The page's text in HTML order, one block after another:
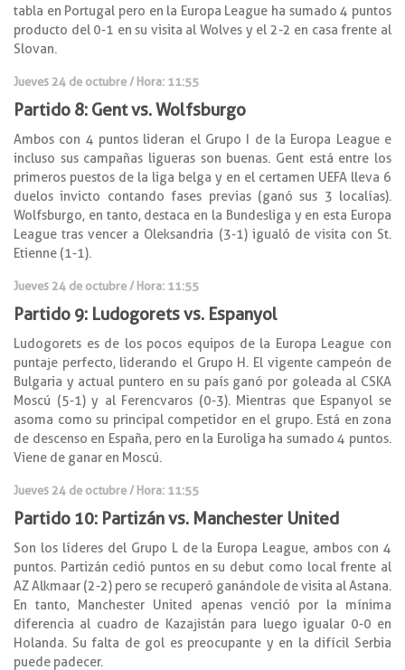
tabla en Portugal pero en la Europa League ha sumado 4 puntos
producto del 0-1 en su visita al Wolves y el 2-2 en casa frente al
Slovan.
Jueves 24 de octubre / Hora: 11:55
Partido 8: Gent vs. Wolfsburgo
Ambos con 4 puntos lideran el Grupo I de la Europa League e
incluso sus campañas ligueras son buenas. Gent está entre los
primeros puestos de la liga belga y en el certamen UEFA lleva 6
duelos invicto contando fases previas (ganó sus 3 localías).
Wolfsburgo, en tanto, destaca en la Bundesliga y en esta Europa
League tras vencer a Oleksandria (3-1) igualó de visita con St.
Etienne (1-1).
Jueves 24 de octubre / Hora: 11:55
Partido 9: Ludogorets vs. Espanyol
Ludogorets es de los pocos equipos de la Europa League con
puntaje perfecto, liderando el Grupo H. El vigente campeón de
Bulgaria y actual puntero en su país ganó por goleada al CSKA
Moscú (5-1) y al Ferencvaros (0-3). Mientras que Espanyol se
asoma como su principal competidor en el grupo. Está en zona
de descenso en España, pero en la Euroliga ha sumado 4 puntos.
Viene de ganar en Moscú.
Jueves 24 de octubre / Hora: 11:55
Partido 10: Partizán vs. Manchester United
Son los líderes del Grupo L de la Europa League, ambos con 4
puntos. Partizán cedió puntos en su debut como local frente al
AZ Alkmaar (2-2) pero se recuperó ganándole de visita al Astana.
En tanto, Manchester United apenas venció por la mínima
diferencia al cuadro de Kazajistán para luego igualar 0-0 en
Holanda. Su falta de gol es preocupante y en la difícil Serbia
puede padecer.